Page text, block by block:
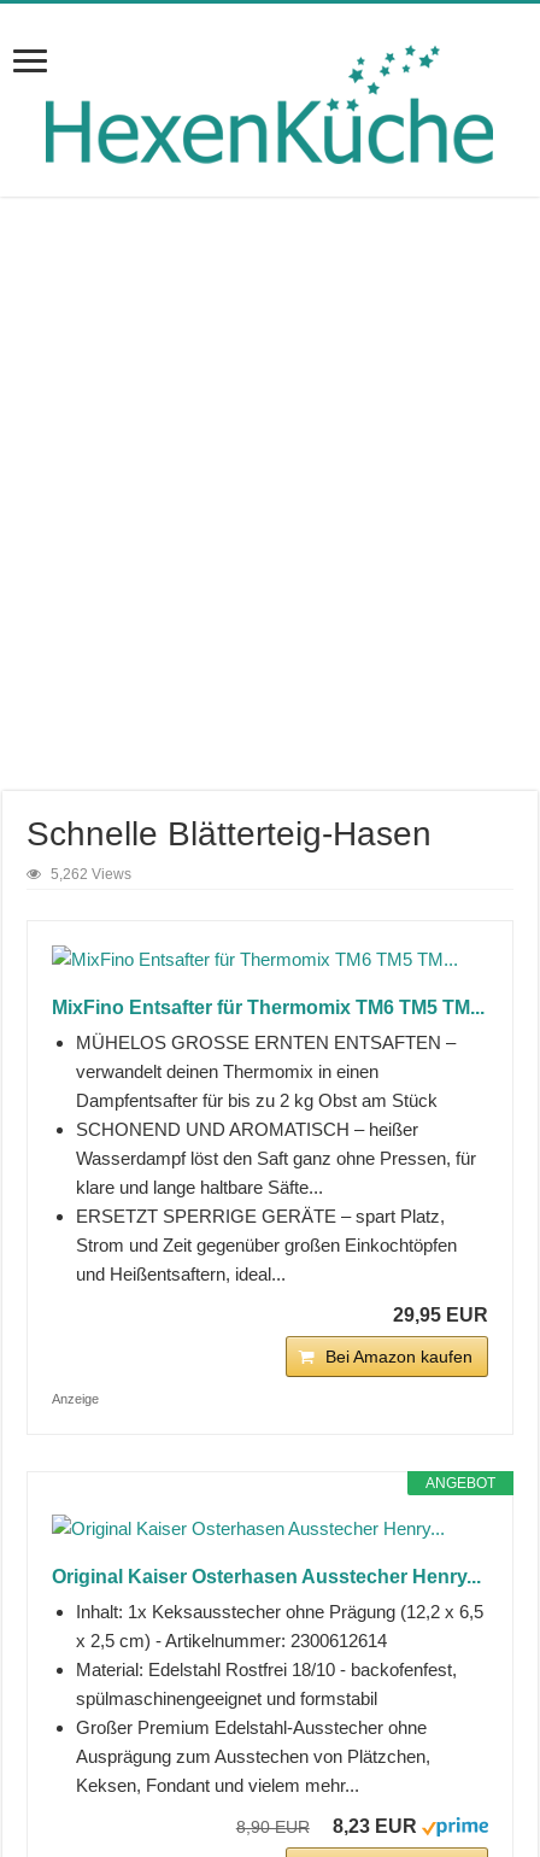
Schnelle Blätterteig-Hasen
5,262 Views
MixFino Entsafter für Thermomix TM6 TM5 TM...
MÜHELOS GROSSE ERNTEN ENTSAFTEN –
verwandelt deinen Thermomix in einen
Dampfentsafter für bis zu 2 kg Obst am Stück
SCHONEND UND AROMATISCH – heißer
Wasserdampf löst den Saft ganz ohne Pressen, für
klare und lange haltbare Säfte...
ERSETZT SPERRIGE GERÄTE – spart Platz,
Strom und Zeit gegenüber großen Einkochtöpfen
und Heißentsaftern, ideal...
29,95 EUR
Bei Amazon kaufen
Anzeige
ANGEBOT
Original Kaiser Osterhasen Ausstecher Henry...
Inhalt: 1x Keksausstecher ohne Prägung (12,2 x 6,5
x 2,5 cm) - Artikelnummer: 2300612614
Material: Edelstahl Rostfrei 18/10 - backofenfest,
spülmaschinengeeignet und formstabil
Großer Premium Edelstahl-Ausstecher ohne
Ausprägung zum Ausstechen von Plätzchen,
Keksen, Fondant und vielem mehr...
8,90 EUR 8,23 EUR